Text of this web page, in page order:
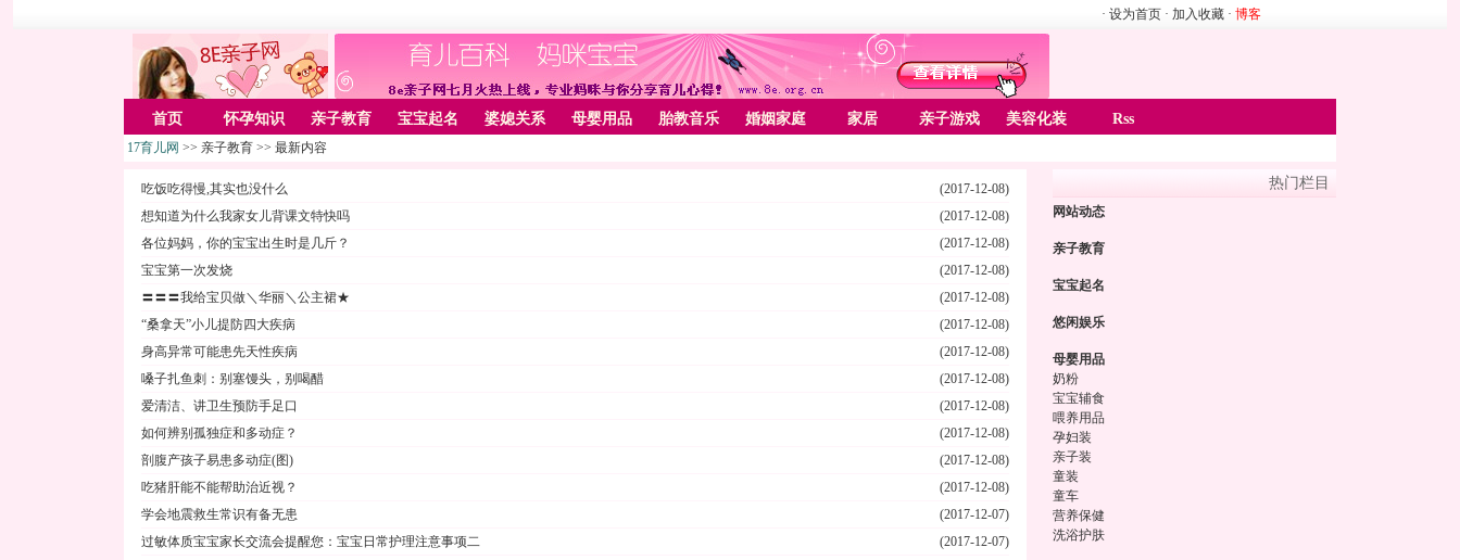
· 设为首页 · 加入收藏 · 博客
首页 怀孕知识 亲子教育 宝宝起名 婆媳关系 母婴用品 胎教音乐 婚姻家庭 家居 亲子游戏 美容化装 Rss
17育儿网 >> 亲子教育 >> 最新内容
(2017-12-08)
吃饭吃得慢,其实也没什么
(2017-12-08)
想知道为什么我家女儿背课文特快吗
(2017-12-08)
各位妈妈，你的宝宝出生时是几斤？
(2017-12-08)
宝宝第一次发烧
(2017-12-08)
〓〓〓我给宝贝做＼华丽＼公主裙★
(2017-12-08)
“桑拿天”小儿提防四大疾病
(2017-12-08)
身高异常可能患先天性疾病
(2017-12-08)
嗓子扎鱼刺：别塞馒头，别喝醋
(2017-12-08)
爱清洁、讲卫生预防手足口
(2017-12-08)
如何辨别孤独症和多动症？
(2017-12-08)
剖腹产孩子易患多动症(图)
(2017-12-08)
吃猪肝能不能帮助治近视？
(2017-12-07)
学会地震救生常识有备无患
(2017-12-07)
过敏体质宝宝家长交流会提醒您：宝宝日常护理注意事项二
热门栏目
网站动态
亲子教育
宝宝起名
悠闲娱乐
母婴用品
奶粉
宝宝辅食
喂养用品
孕妇装
亲子装
童装
童车
营养保健
洗浴护肤